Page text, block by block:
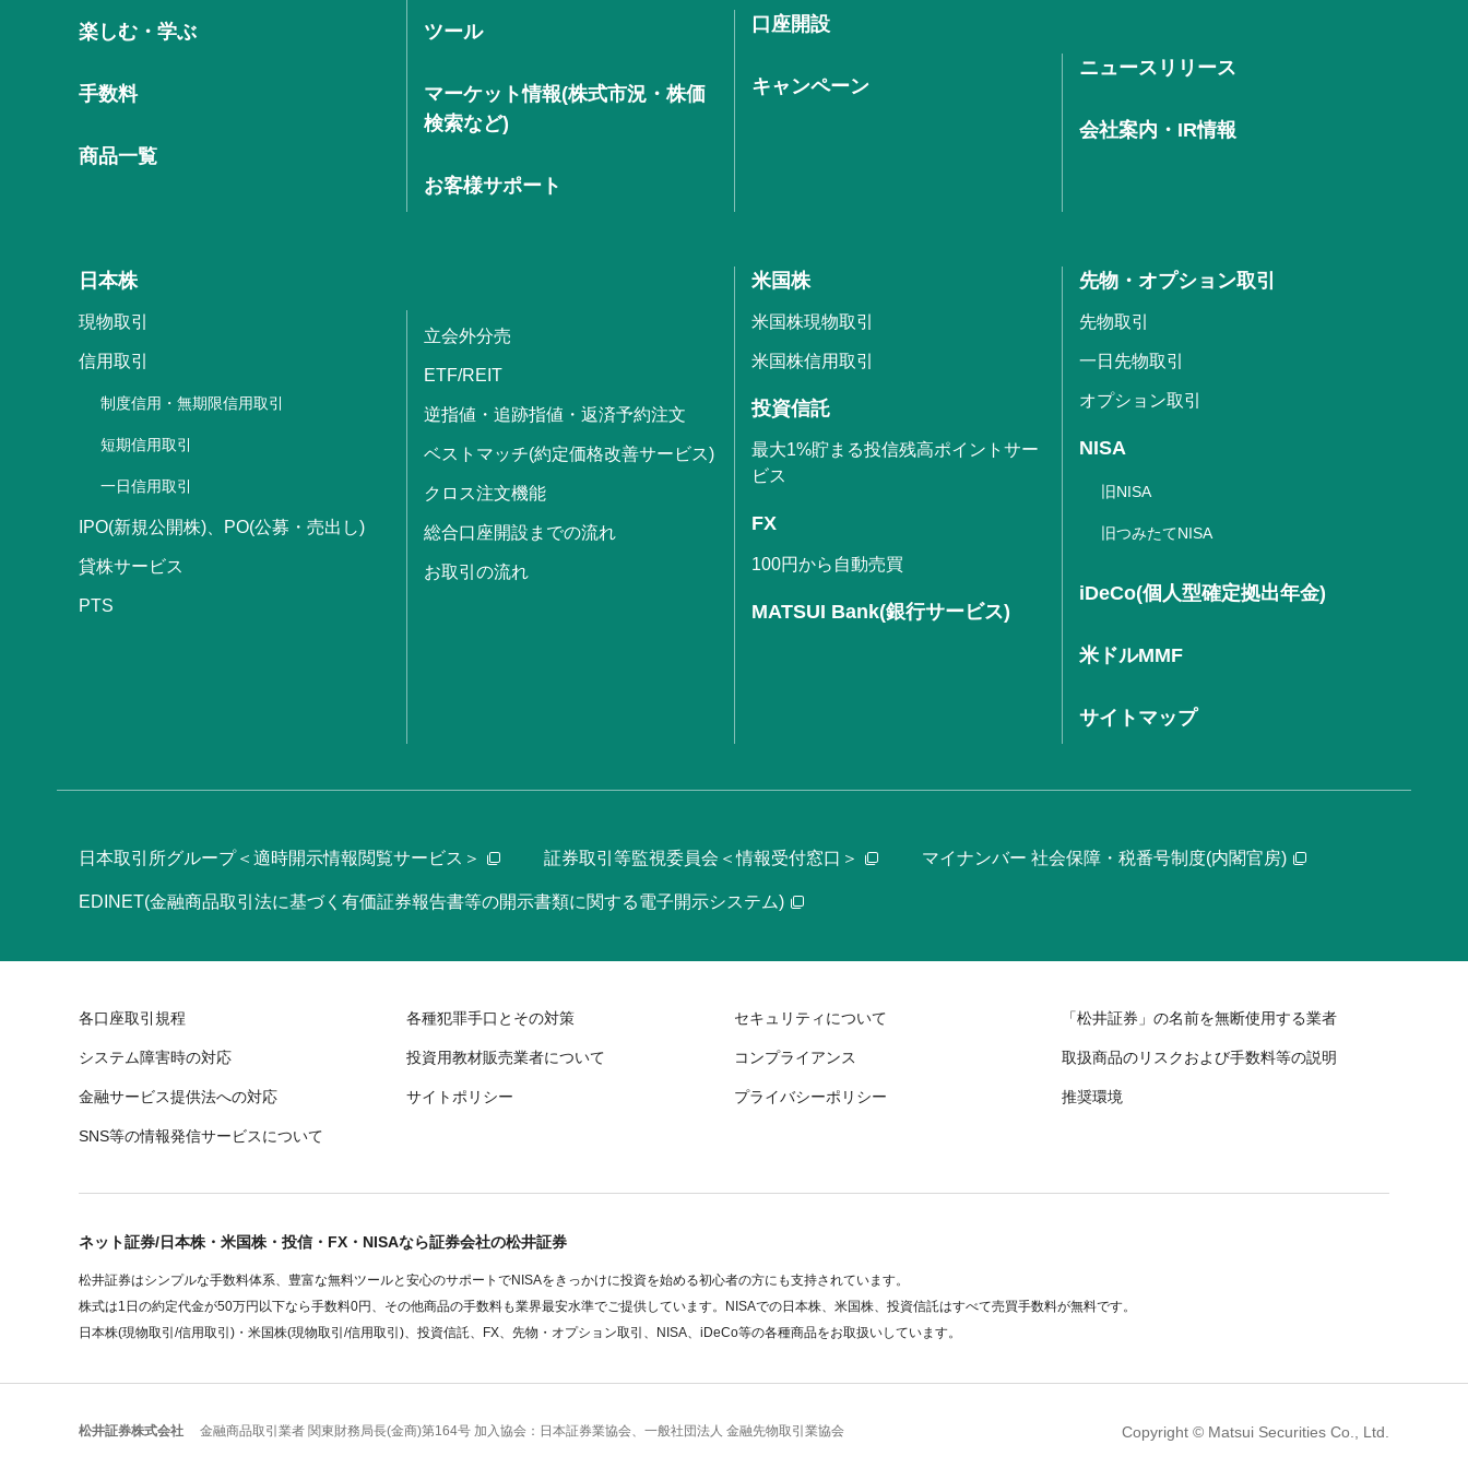
楽しむ・学ぶ
手数料
商品一覧
ツール
マーケット情報(株式市況・株価
検索など)
お客様サポート
口座開設
キャンペーン
ニュースリリース
会社案内・IR情報
日本株
現物取引
信用取引
制度信用・無期限信用取引
短期信用取引
一日信用取引
IPO(新規公開株)、PO(公募・売出し)
貸株サービス
PTS
立会外分売
ETF/REIT
逆指値・追跡指値・返済予約注文
ベストマッチ(約定価格改善サービス)
クロス注文機能
総合口座開設までの流れ
お取引の流れ
米国株
米国株現物取引
米国株信用取引
投資信託
最大1%貯まる投信残高ポイントサー
ビス
FX
100円から自動売買
MATSUI Bank(銀行サービス)
先物・オプション取引
先物取引
一日先物取引
オプション取引
NISA
旧NISA
旧つみたてNISA
iDeCo(個人型確定拠出年金)
米ドルMMF
サイトマップ
日本取引所グループ＜適時開示情報閲覧サービス＞ 証券取引等監視委員会＜情報受付窓口＞ マイナンバー 社会保障・税番号制度(内閣官房)
EDINET(金融商品取引法に基づく有価証券報告書等の開示書類に関する電子開示システム)
各口座取引規程 各種犯罪手口とその対策 セキュリティについて 「松井証券」の名前を無断使用する業者
システム障害時の対応 投資用教材販売業者について コンプライアンス 取扱商品のリスクおよび手数料等の説明
金融サービス提供法への対応 サイトポリシー プライバシーポリシー 推奨環境
SNS等の情報発信サービスについて
ネット証券/日本株・米国株・投信・FX・NISAなら証券会社の松井証券
松井証券はシンプルな手数料体系、豊富な無料ツールと安心のサポートでNISAをきっかけに投資を始める初心者の方にも支持されています。
株式は1日の約定代金が50万円以下なら手数料0円、その他商品の手数料も業界最安水準でご提供しています。NISAでの日本株、米国株、投資信託はすべて売買手数料が無料です。
日本株(現物取引/信用取引)・米国株(現物取引/信用取引)、投資信託、FX、先物・オプション取引、NISA、iDeCo等の各種商品をお取扱いしています。
松井証券株式会社 金融商品取引業者 関東財務局長(金商)第164号 加入協会：日本証券業協会、一般社団法人 金融先物取引業協会 Copyright © Matsui Securities Co., Ltd.